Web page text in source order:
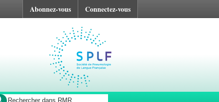
Abonnez-vous Connectez-vous